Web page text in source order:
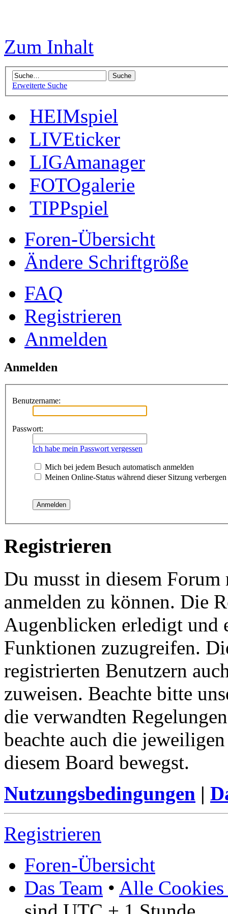
Zum Inhalt
Erweiterte Suche
HEIMspiel
LIVEticker
LIGAmanager
FOTOgalerie
TIPPspiel
Foren-Übersicht
Ändere Schriftgröße
FAQ
Registrieren
Anmelden
Anmelden
Benutzername:
Passwort:
Ich habe mein Passwort vergessen
Mich bei jedem Besuch automatisch anmelden
Meinen Online-Status während dieser Sitzung verbergen
Registrieren
Du musst in diesem
anmelden zu können. Die
Augenblicken erledigt und
Funktionen zuzugreifen.
registrierten Benutzern
zuweisen. Beachte bitte
die verwandten
beachte auch die
diesem Board bewegst.
Nutzungsbedingungen |
Registrieren
Foren-Übersicht
Das Team • Alle Cookies